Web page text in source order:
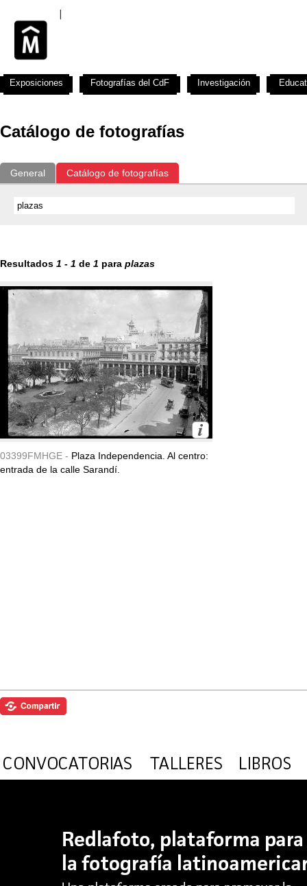
Catálogo de fotografías
General Catálogo de fotografías
Resultados 1 - 1 de 1 para plazas
03399FMHGE - Plaza Independencia. Al centro:
entrada de la calle Sarandí.
Exposiciones Fotografías del CdF Investigación